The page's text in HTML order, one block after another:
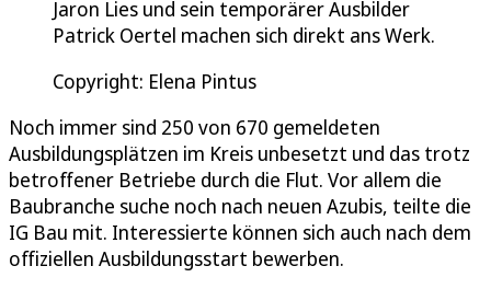
Jaron Lies und sein temporärer Ausbilder
Patrick Oertel machen sich direkt ans Werk.
Copyright: Elena Pintus
Noch immer sind 250 von 670 gemeldeten
Ausbildungsplätzen im Kreis unbesetzt und das trotz
betroffener Betriebe durch die Flut. Vor allem die
Baubranche suche noch nach neuen Azubis, teilte die
IG Bau mit. Interessierte können sich auch nach dem
offiziellen Ausbildungsstart bewerben.